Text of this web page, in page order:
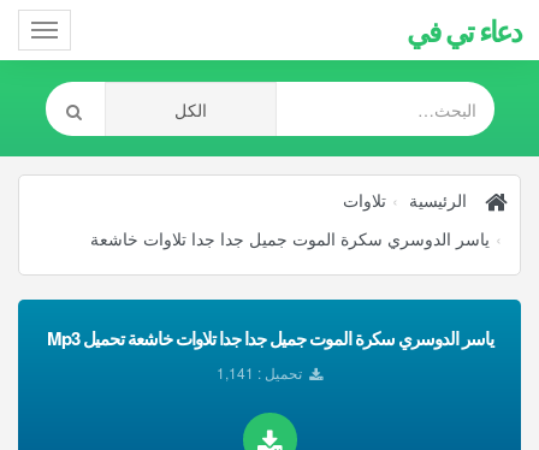
دعاء تي في
الرئيسية
تلاوات
ياسر الدوسري سكرة الموت جميل جدا جدا تلاوات خاشعة
ياسر الدوسري سكرة الموت جميل جدا جدا تلاوات خاشعة تحميل Mp3
تحميل : 1,141